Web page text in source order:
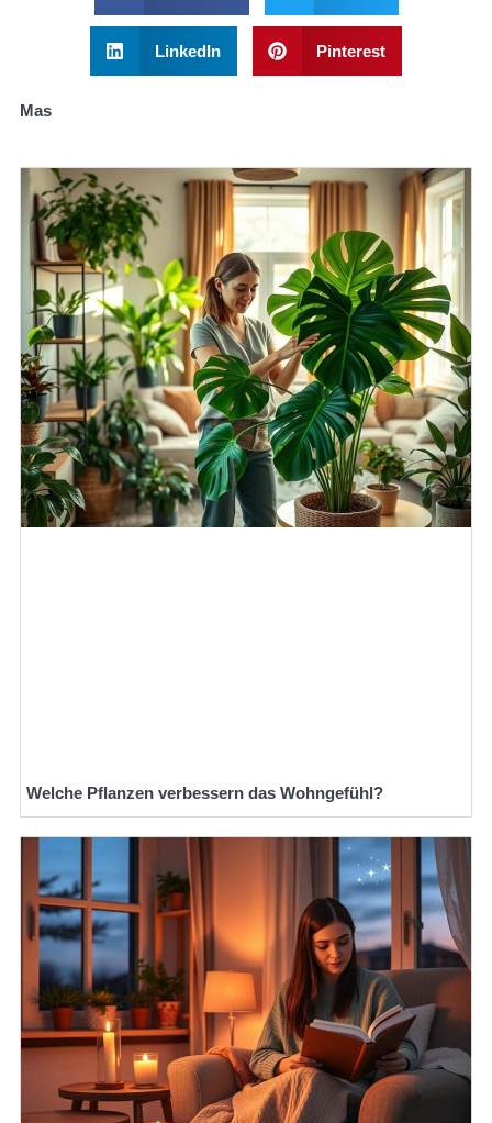
LinkedIn Pinterest
Mas
Welche Pflanzen verbessern das Wohngefühl?